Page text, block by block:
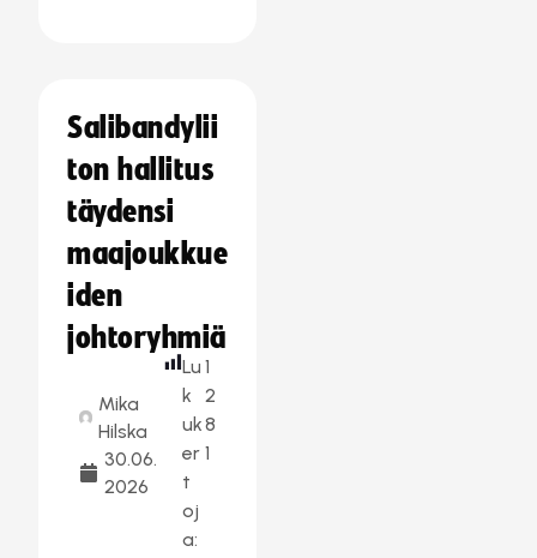
Salibandylii
ton hallitus
täydensi
maajoukkue
iden
johtoryhmiä
Mika
Hilska
30.06.
2026
Lu
k
uk
er
t
oj
a:
1
2
8
1